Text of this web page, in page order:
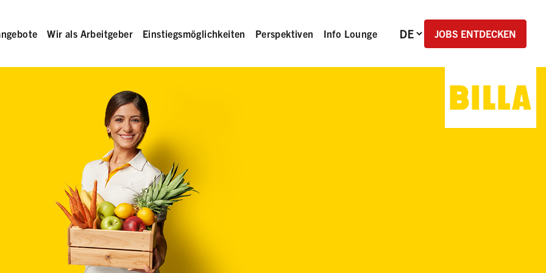
Wir als Arbeitgeber Einstiegsmöglichkeiten Perspektiven Info Lounge JOBS ENTDECKEN